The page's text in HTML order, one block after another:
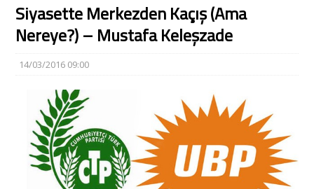
Siyasette Merkezden Kaçış (Ama
Nereye?) – Mustafa Keleşzade
14/03/2016 09:00